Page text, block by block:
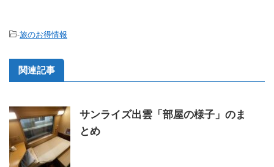
-旅のお得情報
関連記事
サンライズ出雲「部屋の様子」のま
とめ